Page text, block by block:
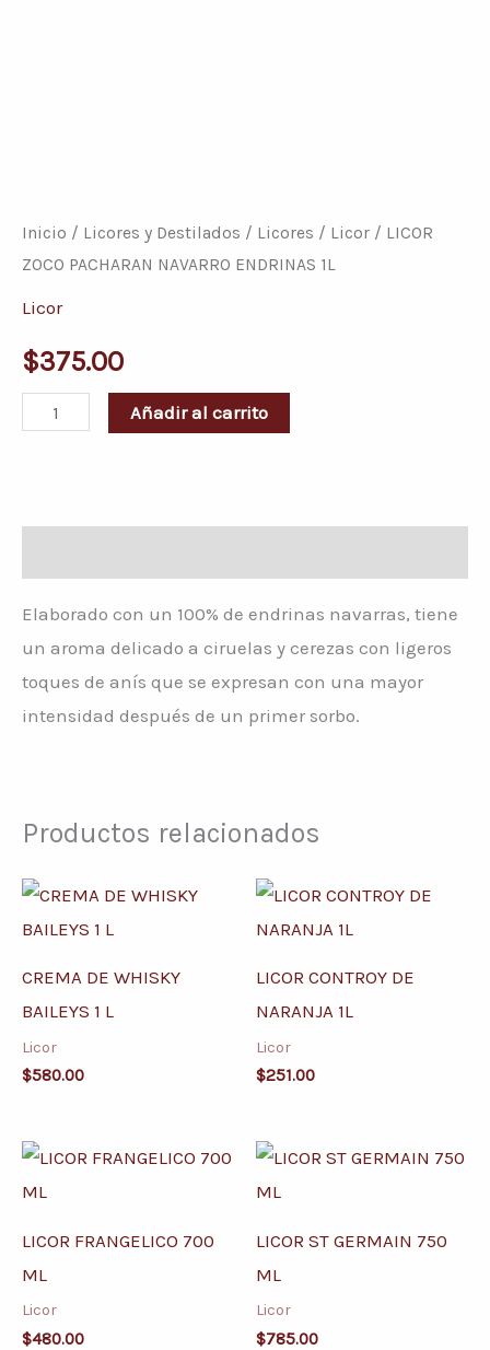
Inicio / Licores y Destilados / Licores / Licor / LICOR
ZOCO PACHARAN NAVARRO ENDRINAS 1L
Licor
$375.00
PACHARAN
NAVARRO
ENDRINAS
cantidad
Añadir al carrito
Elaborado con un 100% de endrinas navarras, tiene
un aroma delicado a ciruelas y cerezas con ligeros
toques de anís que se expresan con una mayor
intensidad después de un primer sorbo.
Productos relacionados
CREMA DE WHISKY
BAILEYS 1 L
Licor
$580.00
LICOR CONTROY DE
NARANJA 1L
Licor
$251.00
LICOR FRANGELICO 700
ML
Licor
$480.00
LICOR ST GERMAIN 750
ML
Licor
$785.00